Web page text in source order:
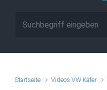
Startseite Videos VW Käfer